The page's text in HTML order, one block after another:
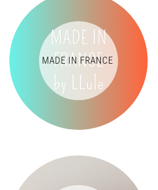
MADE IN FRANCE